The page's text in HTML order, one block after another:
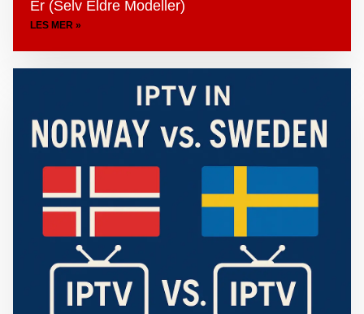
Er (selv Eldre Modeller)
LES MER »